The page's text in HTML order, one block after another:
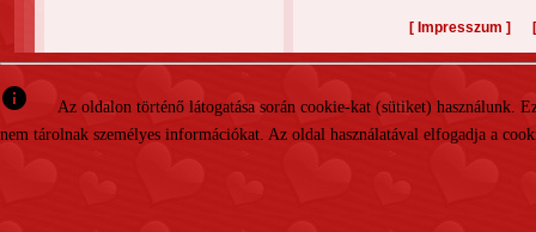
[ Impresszum ]
info
Az oldalon történő látogatása során cookie-kat (sütiket)
nem tárolnak személyes információkat. Az oldal használatával elfogadja a